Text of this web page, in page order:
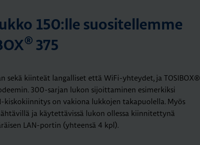
150:lle suositellemme
® 375
sekä kiinteät langalliset että WiFi-yhteydet, ja TOSIBOX®
300-sarjan lukon sijoittaminen esimerkiksi
kiskokiinnitys on vakiona lukkojen takapuolella. Myös
ja käytettävissä lukon ollessa kiinnitettynä
LAN-portin (yhteensä 4 kpl).